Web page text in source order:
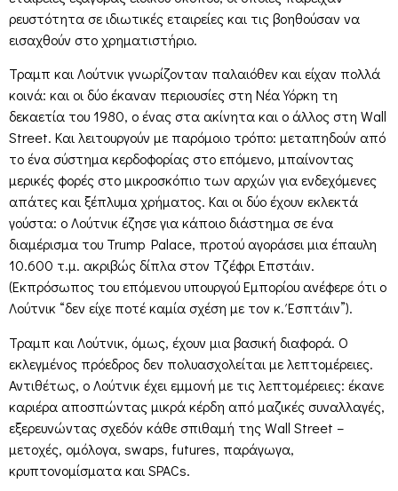
ρευστότητα σε ιδιωτικές εταιρείες και τις βοηθούσαν να
εισαχθούν στο χρηματιστήριο.
Τραμπ και Λούτνικ γνωρίζονταν παλαιόθεν και είχαν πολλά
κοινά: και οι δύο έκαναν περιουσίες στη Νέα Υόρκη τη
δεκαετία του 1980, ο ένας στα ακίνητα και ο άλλος στη Wall
Street. Και λειτουργούν με παρόμοιο τρόπο: μεταπηδούν από
το ένα σύστημα κερδοφορίας στο επόμενο, μπαίνοντας
μερικές φορές στο μικροσκόπιο των αρχών για ενδεχόμενες
απάτες και ξέπλυμα χρήματος. Και οι δύο έχουν εκλεκτά
γούστα: ο Λούτνικ έζησε για κάποιο διάστημα σε ένα
διαμέρισμα του Trump Palace, προτού αγοράσει μια έπαυλη
10.600 τ.μ. ακριβώς δίπλα στον Τζέφρι Επστάιν.
(Εκπρόσωπος του επόμενου υπουργού Εμπορίου ανέφερε ότι ο
Λούτνικ “δεν είχε ποτέ καμία σχέση με τον κ. Έσπτάιν”).
Τραμπ και Λούτνικ, όμως, έχουν μια βασική διαφορά. Ο
εκλεγμένος πρόεδρος δεν πολυασχολείται με λεπτομέρειες.
Αντιθέτως, ο Λούτνικ έχει εμμονή με τις λεπτομέρειες: έκανε
καριέρα αποσπώντας μικρά κέρδη από μαζικές συναλλαγές,
εξερευνώντας σχεδόν κάθε σπιθαμή της Wall Street –
μετοχές, ομόλογα, swaps, futures, παράγωγα,
κρυπτονομίσματα και SPACs.